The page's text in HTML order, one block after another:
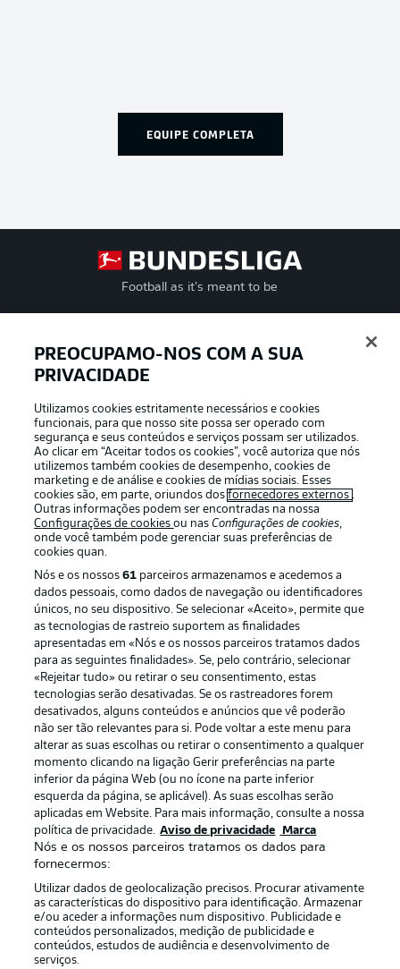
EQUIPE COMPLETA
Football as it’s meant to be
APLICATIVO DA BUNDESLIGA
Oferecido por
Publicidade Avisos legais
Gerir preferências Aviso de privacidade
Trabalhe conosco
Marca Contato
Jogadores
PREOCUPAMO-NOS COM A SUA
PRIVACIDADE
Utilizamos cookies estritamente necessários e cookies
funcionais, para que nosso site possa ser operado com
segurança e seus conteúdos e serviços possam ser utilizados.
Ao clicar em “Aceitar todos os cookies”, você autoriza que nós
utilizemos também cookies de desempenho, cookies de
marketing e de análise e cookies de mídias sociais. Esses
cookies são, em parte, oriundos dosfornecedores externos .
Outras informações podem ser encontradas na nossa
Configurações de cookiesou nasConfigurações de cookies,
onde você também pode gerenciar suas preferências de
cookies quan.
Nós e os nossos61 parceiros armazenamos e acedemos a
dados pessoais, como dados de navegação ou identificadores
únicos, no seu dispositivo. Se selecionar «Aceito», permite que
as tecnologias de rastreio suportem as finalidades
apresentadas em «Nós e os nossos parceiros tratamos dados
para as seguintes finalidades». Se, pelo contrário, selecionar
«Rejeitar tudo» ou retirar o seu consentimento, estas
tecnologias serão desativadas. Se os rastreadores forem
desativados, alguns conteúdos e anúncios que vê poderão
não ser tão relevantes para si. Pode voltar a este menu para
alterar as suas escolhas ou retirar o consentimento a qualquer
momento clicando na ligação Gerir preferências na parte
inferior da página Web (ou no ícone na parte inferior
esquerda da página, se aplicável). As suas escolhas serão
aplicadas em Website. Para mais informação, consulte a nossa
política de privacidade. Aviso de privacidade Marca
Nós e os nossos parceiros tratamos os dados para
fornecermos:
Utilizar dados de geolocalização precisos. Procurar ativamente
as características do dispositivo para identificação. Armazenar
e/ou aceder a informações num dispositivo. Publicidade e
conteúdos personalizados, medição de publicidade e
conteúdos, estudos de audiência e desenvolvimento de
serviços.